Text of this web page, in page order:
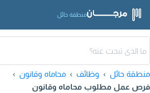
منطقة حائل
منطقة حائل وظائف
محاماه وقانون
فرص عمل مطلوب محاماه وقانون